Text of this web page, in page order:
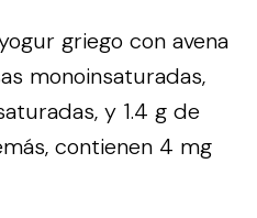
griego con avena
monoinsaturadas,
y 1.4 g de
contienen 4 mg